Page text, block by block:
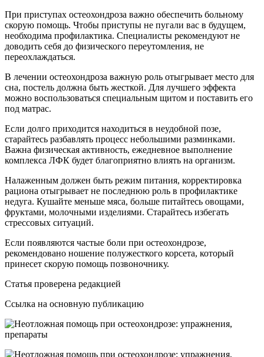
При приступах остеохондроза важно обеспечить больному
скорую помощь. Чтобы приступы не пугали вас в будущем,
необходима профилактика. Специалисты рекомендуют не
доводить себя до физического переутомления, не
переохлаждаться.
В лечении остеохондроза важную роль отыгрывает место для
сна, постель должна быть жесткой. Для лучшего эффекта
можно воспользоваться специальным щитом и поставить его
под матрас.
Если долго приходится находиться в неудобной позе,
старайтесь разбавлять процесс небольшими разминками.
Важна физическая активность, ежедневное выполнение
комплекса ЛФК будет благоприятно влиять на организм.
Налаженным должен быть режим питания, корректировка
рациона отыгрывает не последнюю роль в профилактике
недуга. Кушайте меньше мяса, больше питайтесь овощами,
фруктами, молочными изделиями. Старайтесь избегать
стрессовых ситуаций.
Если появляются частые боли при остеохондрозе,
рекомендовано ношение полужесткого корсета, который
принесет скорую помощь позвоночнику.
Статья проверена редакцией
Ссылка на основную публикацию